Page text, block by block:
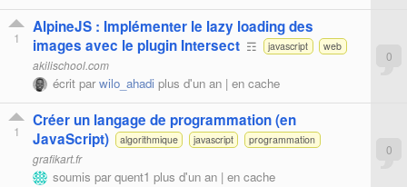
1
AlpineJS : Implémenter le lazy loading des
images avec le plugin Intersect ☶ javascript web
akilischool.com
écrit parwilo_ahadi plus d'un an | en cache
0
1
Créer un langage de programmation (en
JavaScript)
algorithmique javascript programmation
grafikart.fr
soumis parquent1 plus d'un an | en cache
0